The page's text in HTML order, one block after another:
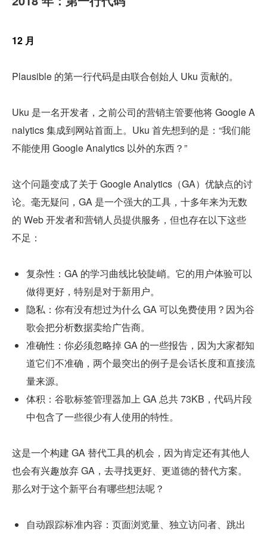
12 月
Plausible 的第一行代码是由联合创始人 Uku 贡献的。
Uku 是一名开发者，之前公司的营销主管要他将 Google A
nalytics 集成到网站首面上。Uku 首先想到的是：“我们能
不能使用 Google Analytics 以外的东西？”
这个问题变成了关于 Google Analytics（GA）优缺点的讨
论。毫无疑问，GA 是一个强大的工具，十多年来为无数
的 Web 开发者和营销人员提供服务，但也存在以下这些
不足：
复杂性：GA 的学习曲线比较陡峭。它的用户体验可以
做得更好，特别是对于新用户。
隐私：你有没有想过为什么 GA 可以免费使用？因为谷
歌会把分析数据卖给广告商。
准确性：你必须忽略掉 GA 的一些报告，因为大家都知
道它们不准确，两个最突出的例子是会话长度和直接流
量来源。
体积：谷歌标签管理器加上 GA 总共 73KB，代码片段
中包含了一些很少有人使用的特性。
这是一个构建 GA 替代工具的机会，因为肯定还有其他人
也会有兴趣放弃 GA，去寻找更好、更道德的替代方案。
那么对于这个新平台有哪些想法呢？
自动跟踪标准内容：页面浏览量、独立访问者、跳出